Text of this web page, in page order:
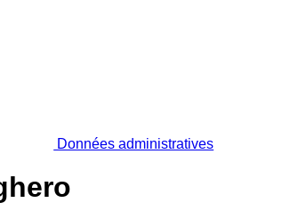
Données administratives